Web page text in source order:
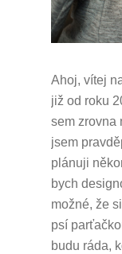
Ahoj, vítej
již od roku
sem zrovna
jsem
plánuji
bych
možné, že
psí
budu ráda,